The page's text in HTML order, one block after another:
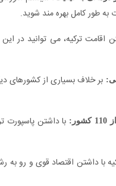
طور کامل بهره مند شوید.
اقامت ترکیه، می توانید در
بر خلاف بسیاری از کشورهای
با داشتن اقتصاد قوی و رو